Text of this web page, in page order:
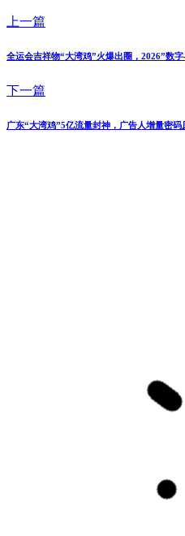
上一篇
全运会吉祥物“大湾鸡”火爆出圈，2026”数
下一篇
广东“大湾鸡”5亿流量封神，广告人增量密码